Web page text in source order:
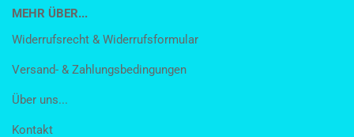
MEHR ÜBER...
Widerrufsrecht & Widerrufsformular
Versand- & Zahlungsbedingungen
Über uns...
Kontakt